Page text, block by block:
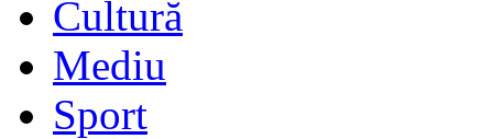
Cultură
Mediu
Sport